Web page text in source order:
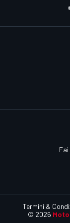
© 2026
Termini &